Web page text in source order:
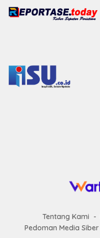
Tentang Kami
Pedoman Media Siber